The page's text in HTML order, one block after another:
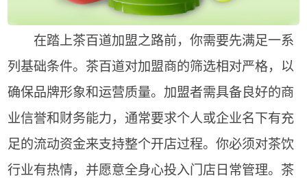
在踏上茶百道加盟之路前，你需要先满足一系
列基础条件。茶百道对加盟商的筛选相对严格，以
确保品牌形象和运营质量。加盟者需具备良好的商
业信誉和财务能力，通常要求个人或企业名下有充
足的流动资金来支持整个开店过程。你必须对茶饮
行业有热情，并愿意全身心投入门店日常管理。茶